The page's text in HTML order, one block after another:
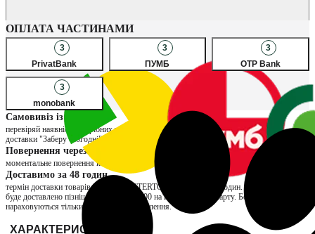
Наявність в магазинах
ОПЛАТА ЧАСТИНАМИ
3
PrivatBank
3
ПУМБ
3
OTP Bank
3
monobank
Самовивіз із магазину
перевіряй наявність потрібних товарів в улюблених магазинах, обирай спосіб
доставки "Заберу сьогодні" та сплачуй за товар вже при отриманні
Повернення через магазин
моментальне повернення коштів та можливість обміну на інший розмір
Доставимо за 48 годин
термін доставки товарів продавця INTERTOP складає до 48 годин. Якщо замовлення
буде доставлено пізніше, нарахуємо ₴200 на вашу бонусну карту. Бонуси
нараховуються тільки за отримані замовлення.
ХАРАКТЕРИСТИКИ